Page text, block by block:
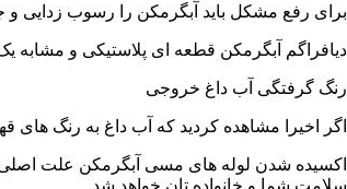
برای رفع مشکل باید آبگرمکن را رسوب زدایی و
دیافراگم آبگرمکن قطعه ای پلاستیکی و مشابه
رنگ گرفتگی آب داغ خروجی
اگر اخیرا مشاهده کردید که آب داغ به رنگ
اکسیده شدن لوله های مسی آبگرمکن علت اصلی
سلامت شما و خانواده تان خواهد شد.